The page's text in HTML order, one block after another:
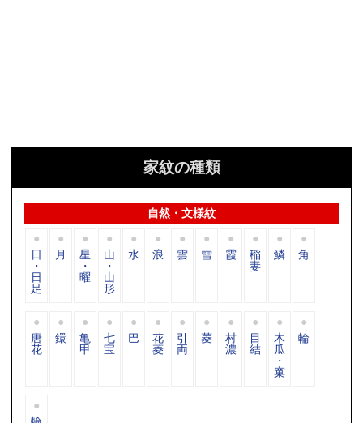
家紋の種類
自然・文様紋
日
・
日
足
月 星
・
曜
山
・
山
形
水 浪 雲 雪 霞 稲
妻
鱗 角
唐
花
鐶 亀
甲
七
宝
巴 花
菱
引
両
菱 村
濃
目
結
木
瓜
・
窠
輪